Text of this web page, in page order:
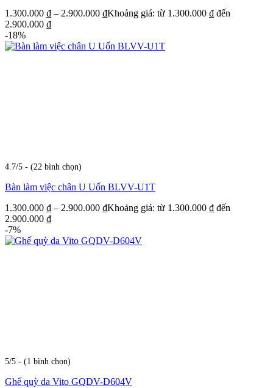
1.300.000 ₫ – 2.900.000 ₫Khoảng giá: từ 1.300.000 ₫ đến
2.900.000 ₫
-18%
4.7/5 - (22 bình chọn)
Bàn làm việc chân U Uốn BLVV-U1T
1.300.000 ₫ – 2.900.000 ₫Khoảng giá: từ 1.300.000 ₫ đến
2.900.000 ₫
-7%
5/5 - (1 bình chọn)
Ghế quỳ da Vito GQDV-D604V